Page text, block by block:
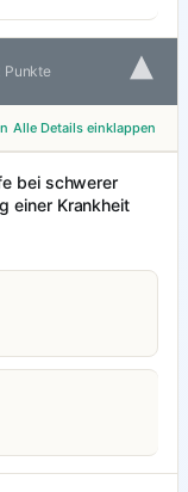
Punkte ▾
Alle Details einklappen
bei schwerer
einer Krankheit